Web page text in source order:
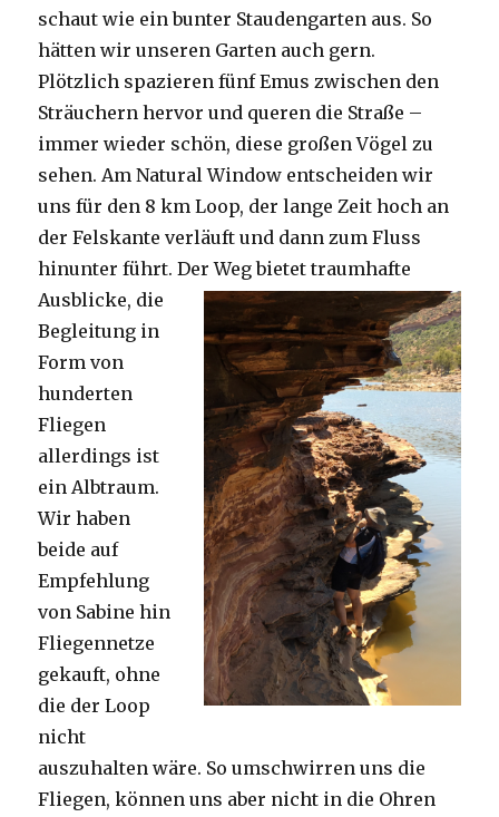
schaut wie ein bunter Staudengarten aus. So
hätten wir unseren Garten auch gern.
Plötzlich spazieren fünf Emus zwischen den
Sträuchern hervor und queren die Straße –
immer wieder schön, diese großen Vögel zu
sehen. Am Natural Window entscheiden wir
uns für den 8 km Loop, der lange Zeit hoch an
der Felskante verläuft und dann zum Fluss
hinunter führt. Der Weg bietet traumhafte
Ausblicke, die
Begleitung in
Form von
hunderten
Fliegen
allerdings ist
ein Albtraum.
Wir haben
beide auf
Empfehlung
von Sabine hin
Fliegennetze
gekauft, ohne
die der Loop
nicht
auszuhalten wäre. So umschwirren uns die
Fliegen, können uns aber nicht in die Ohren